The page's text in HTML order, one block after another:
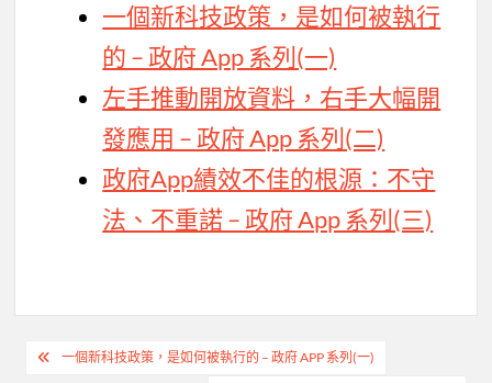
一個新科技政策，是如何被執行
的 – 政府 App 系列(一)
左手推動開放資料，右手大幅開
發應用 – 政府 App 系列(二)
政府App績效不佳的根源：不守
法、不重諾 – 政府 App 系列(三)
文
一個新科技政策，是如何被執行的 – 政府 APP 系列(一)